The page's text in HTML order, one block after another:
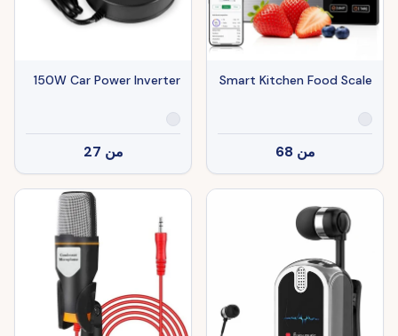
Smart Kitchen Food Scale
من 68
150W Car Power Inverter
من 27